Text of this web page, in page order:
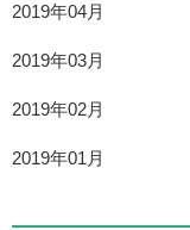
2019年04月
2019年03月
2019年02月
2019年01月